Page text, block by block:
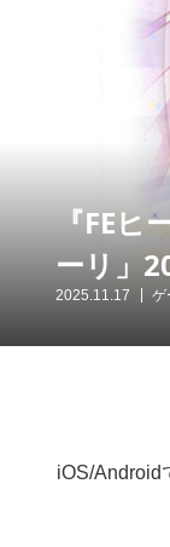
『FE
ーリ」
2025.11.17 ゲ
iOS/Android